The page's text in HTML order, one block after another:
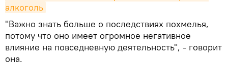
алкоголь
"Важно знать больше о последствиях похмелья,
потому что оно имеет огромное негативное
влияние на повседневную деятельность", - говорит
она.